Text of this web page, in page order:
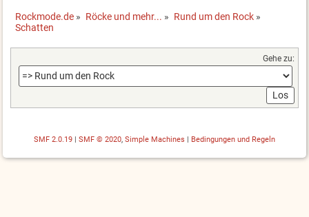
Rockmode.de » Röcke und mehr... » Rund um den Rock »
Schatten
Gehe zu:
SMF 2.0.19 | SMF © 2020, Simple Machines | Bedingungen und Regeln